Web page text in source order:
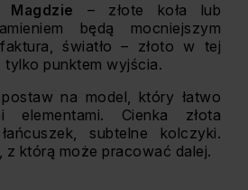
– złote koła lub
będą mocniejszym
światło – złoto w tej
tylko punktem wyjścia.
na model, który łatwo
elementami. Cienka złota
subtelne kolczyki.
z którą może pracować dalej.